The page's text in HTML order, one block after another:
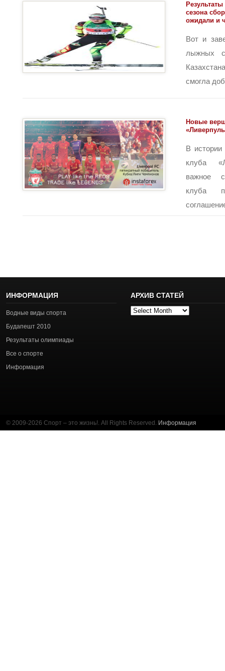
сезона
ожидали и
Вот и
лыжных
смогла
Новые
В истории
клуба
важное
клуба
ИНФОРМАЦИЯ
Водные виды спорта
Будапешт 2010
Результаты олимпиады
Все о спорте
Информация
АРХИВ СТАТЕЙ
Архив
© 2009-2026 Спорт – это жизнь!. All Rights Reserved. Информация